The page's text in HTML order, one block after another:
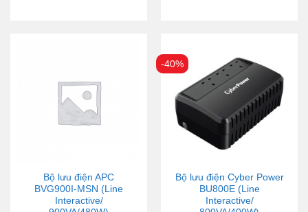
Bộ lưu điện APC
BVG900I-MSN (Line
Interactive/
-40%
Bộ lưu điện Cyber Power
BU800E (Line
Interactive/